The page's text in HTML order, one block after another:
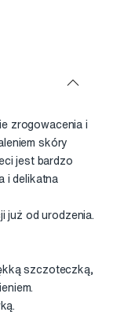
zrogowacenia i
skóry
jest bardzo
i delikatna
już od urodzenia.
szczoteczką,